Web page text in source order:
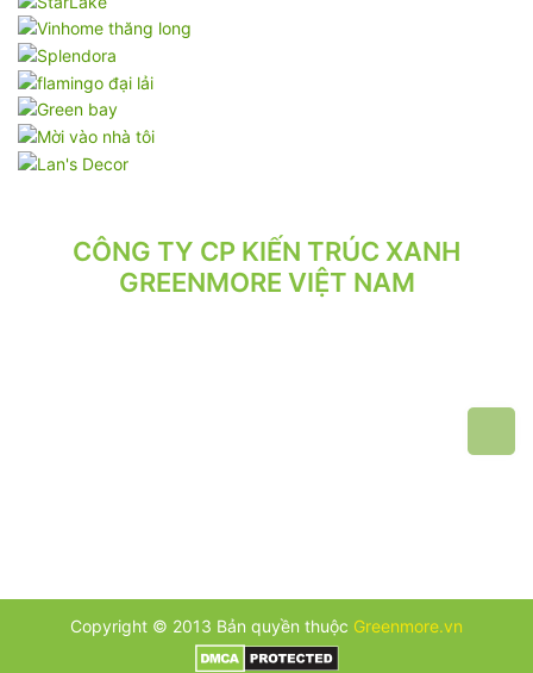
CÔNG TY CP KIẾN TRÚC XANH
GREENMORE VIỆT NAM
Copyright © 2013 Bản quyền thuộc Greenmore.vn